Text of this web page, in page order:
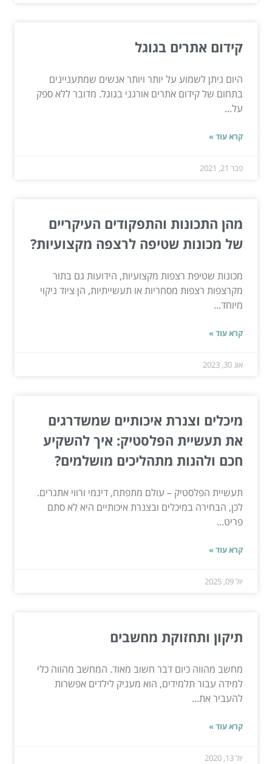
קידום אתרים בגוגל
היום ניתן לשמוע על יותר ויותר אנשים שמתעניינים
בתחום של קידום אתרים אורגני בגוגל. מדובר ללא ספק
על...
קרא עוד »
פבר 21, 2021
מהן התכונות והתפקודים העיקריים
של מכונות שטיפה לרצפה מקצועיות?
מכונות שטיפת רצפות מקצועיות, הידועות גם בתור
מקרצפות רצפות מסחריות או תעשייתיות, הן ציוד ניקוי
מיוחד...
קרא עוד »
אוג 30, 2023
מיכלים וצנרת איכותיים שמשדרגים
את תעשיית הפלסטיק: איך להשקיע
חכם ולהנות מתהליכים מושלמים?
תעשיית הפלסטיק – עולם מתפתח, דינמי ורווי אתגרים.
לכן, הבחירה במיכלים ובצנרת איכותיים היא לא סתם
פריט...
קרא עוד »
יול 09, 2025
תיקון ותחזוקת מחשבים
מחשב מהווה כיום דבר חשוב מאוד. המחשב מהווה כלי
למידה עבור תלמידים, הוא מעניק לילדים אפשרות
להעביר את...
קרא עוד »
יול 13, 2020